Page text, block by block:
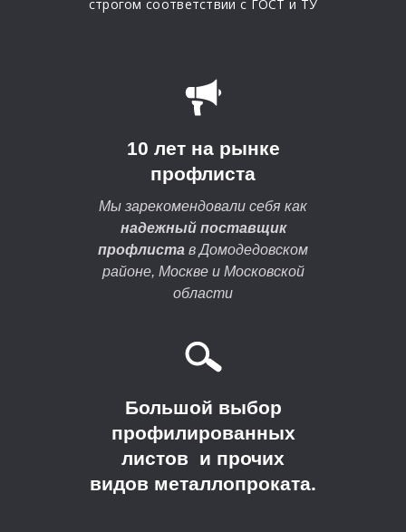
строгом соответствии с ГОСТ и ТУ
10 лет на рынке
профлиста
Мы зарекомендовали себя как
надежный поставщик
профлиста в Домодедовском
районе, Москве и Московской
области
Большой выбор
профилированных
листов и прочих
видов металлопроката.